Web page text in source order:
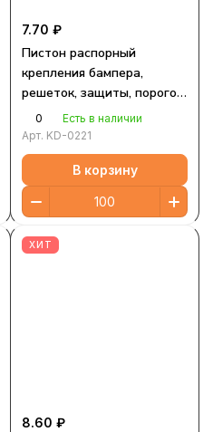
7.70 ₽
Пистон распорный
крепления бампера,
решеток, защиты, порогов
для BMW, Mini
0
Есть в наличии
Арт. KD-0221
В корзину
ХИТ
8.60 ₽